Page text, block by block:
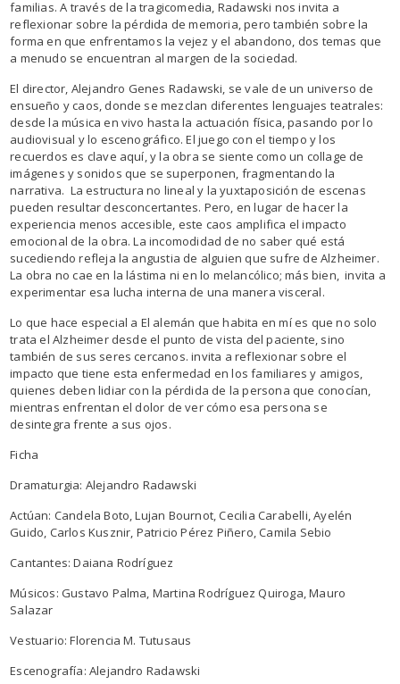
familias. A través de la tragicomedia, Radawski nos invita a
reflexionar sobre la pérdida de memoria, pero también sobre la
forma en que enfrentamos la vejez y el abandono, dos temas que
a menudo se encuentran al margen de la sociedad.
El director, Alejandro Genes Radawski, se vale de un universo de
ensueño y caos, donde se mezclan diferentes lenguajes teatrales:
desde la música en vivo hasta la actuación física, pasando por lo
audiovisual y lo escenográfico. El juego con el tiempo y los
recuerdos es clave aquí, y la obra se siente como un collage de
imágenes y sonidos que se superponen, fragmentando la
narrativa. La estructura no lineal y la yuxtaposición de escenas
pueden resultar desconcertantes. Pero, en lugar de hacer la
experiencia menos accesible, este caos amplifica el impacto
emocional de la obra. La incomodidad de no saber qué está
sucediendo refleja la angustia de alguien que sufre de Alzheimer.
La obra no cae en la lástima ni en lo melancólico; más bien, invita a
experimentar esa lucha interna de una manera visceral.
Lo que hace especial a El alemán que habita en mí es que no solo
trata el Alzheimer desde el punto de vista del paciente, sino
también de sus seres cercanos. invita a reflexionar sobre el
impacto que tiene esta enfermedad en los familiares y amigos,
quienes deben lidiar con la pérdida de la persona que conocían,
mientras enfrentan el dolor de ver cómo esa persona se
desintegra frente a sus ojos.
Ficha
Dramaturgia: Alejandro Radawski
Actúan: Candela Boto, Lujan Bournot, Cecilia Carabelli, Ayelén
Guido, Carlos Kusznir, Patricio Pérez Piñero, Camila Sebio
Cantantes: Daiana Rodríguez
Músicos: Gustavo Palma, Martina Rodríguez Quiroga, Mauro
Salazar
Vestuario: Florencia M. Tutusaus
Escenografía: Alejandro Radawski